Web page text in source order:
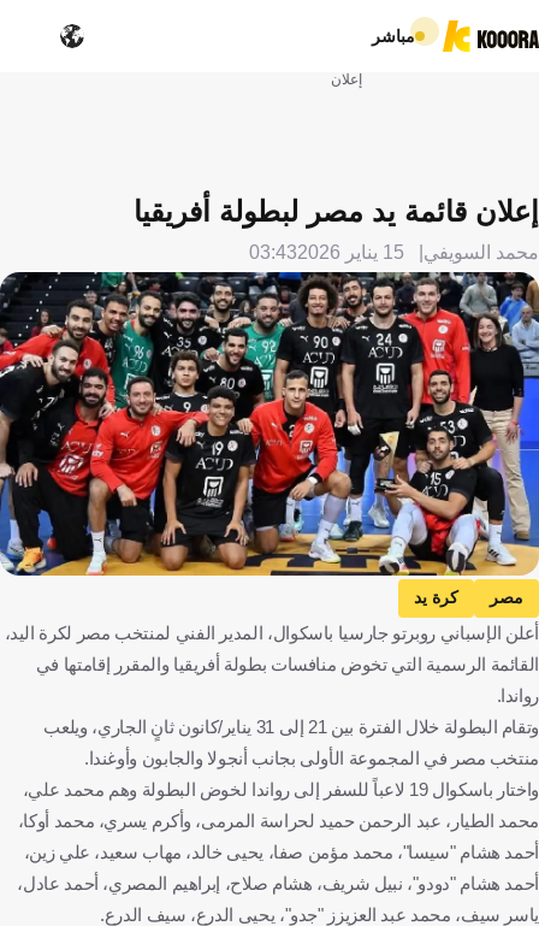
مباشر
إعلان
إعلان قائمة يد مصر لبطولة أفريقيا
محمد السويفي 15 يناير 2026 03:43
مصر كرة يد
أعلن الإسباني روبرتو جارسيا باسكوال، المدير الفني لمنتخب مصر لكرة اليد،
القائمة الرسمية التي تخوض منافسات بطولة أفريقيا والمقرر إقامتها في
رواندا.
وتقام البطولة خلال الفترة بين 21 إلى 31 يناير/كانون ثانٍ الجاري، ويلعب
منتخب مصر في المجموعة الأولى بجانب أنجولا والجابون وأوغندا.
واختار باسكوال 19 لاعباً للسفر إلى رواندا لخوض البطولة وهم محمد علي،
محمد الطيار، عبد الرحمن حميد لحراسة المرمى، وأكرم يسري، محمد أوكا،
أحمد هشام "سيسا"، محمد مؤمن صفا، يحيى خالد، مهاب سعيد، علي زين،
أحمد هشام "دودو"، نبيل شريف، هشام صلاح، إبراهيم المصري، أحمد عادل،
ياسر سيف، محمد عبد العزيزز "جدو"، يحيى الدرع، سيف الدرع.